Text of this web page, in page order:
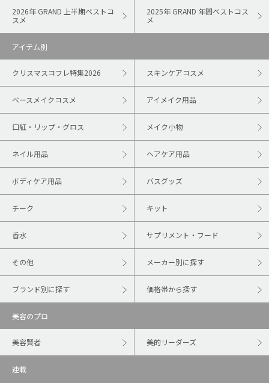
2026年 GRAND 上半期ベストコ
スメ
2025年 GRAND 年間ベストコス
メ
アイテム別
クリスマスコフレ特集2026 スキンケアコスメ
ベースメイクコスメ アイメイク用品
口紅・リップ・グロス メイク小物
ネイル用品 ヘアケア用品
ボディケア用品 バスグッズ
チーク キット
香水 サプリメント・フード
その他 メーカー別に探す
ブランド別に探す 価格帯から探す
美容のプロ
美容賢者 美的リーダーズ
連載